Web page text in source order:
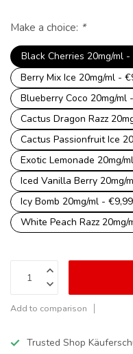
Make a choice: *
Black Cherries 20mg/ml
Berry Mix Ice 20mg/ml -
Blueberry Coco 20mg/ml
Cactus Dragon Razz
Cactus Passionfruit Ice
Exotic Lemonade 20mg/
Iced Vanilla Berry 20mg/
Icy Bomb 20mg/ml - €9,99
White Peach Razz 20mg/
Add to comparison
Trusted Shop